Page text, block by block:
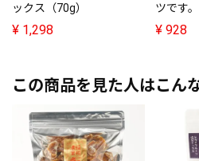
ックス（70g）
¥ 1,298
ツです
¥ 928
この商品を見た人はこん